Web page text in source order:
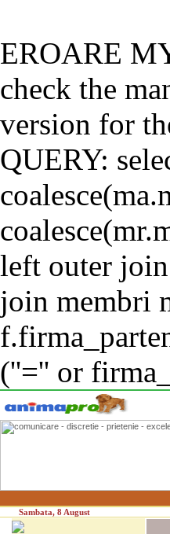
EROARE
check the
version for
QUERY:
left outer
join membri
(''='' or
Sambata, 8 August